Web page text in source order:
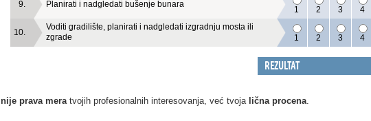
9. Planirati i nadgledati bušenje bunara
1 2 3 4
10.
Voditi gradilište, planirati i nadgledati izgradnju mosta ili
zgrade
1 2 3 4
nije prava meratvojih profesionalnih interesovanja, već tvoja lična procena.